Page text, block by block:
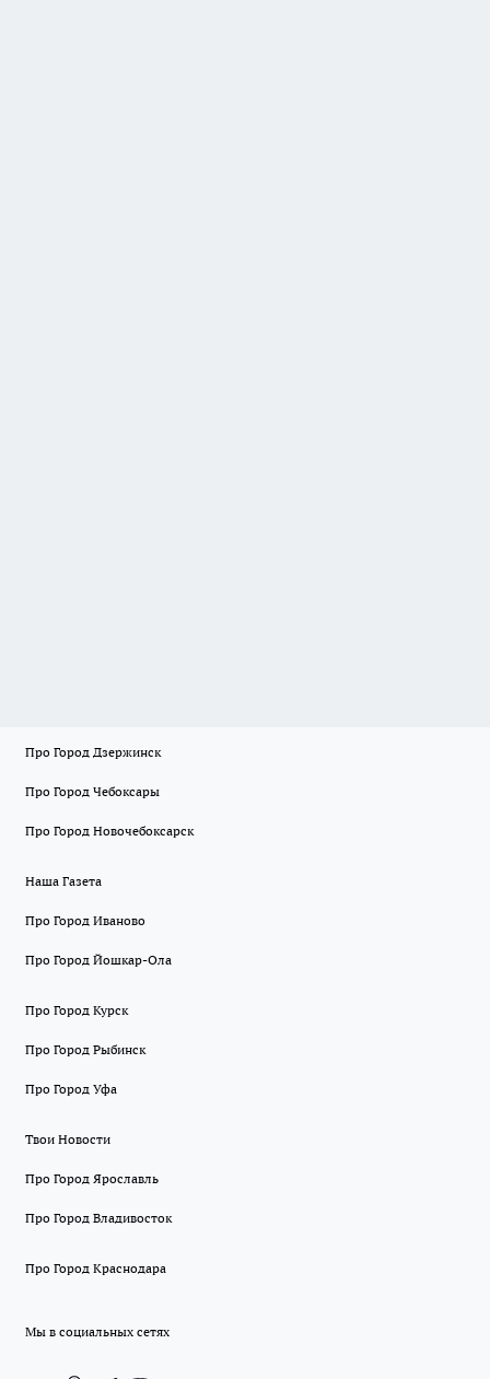
Про Город Дзержинск
Про Город Чебоксары
Про Город Новочебоксарск
Наша Газета
Про Город Иваново
Про Город Йошкар-Ола
Про Город Курск
Про Город Рыбинск
Про Город Уфа
Твои Новости
Про Город Ярославль
Про Город Владивосток
Про Город Краснодара
Мы в социальных сетях